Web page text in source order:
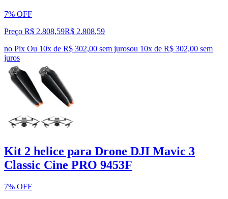
7% OFF
Preço R$ 2.808,59R$ 2.808,59
no Pix Ou 10x de R$ 302,00 sem jurosou 10x de R$ 302,00 sem
juros
Kit 2 helice para Drone DJI Mavic 3
Classic Cine PRO 9453F
7% OFF